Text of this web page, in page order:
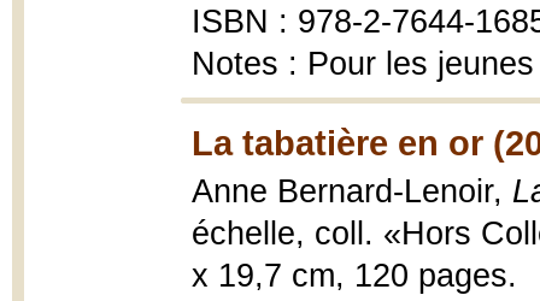
ISBN : 978-2-7644-
Notes : Pour les jeunes
La tabatière en or
Anne Bernard-Lenoir,
échelle, coll. «Hors
x 19,7 cm, 120 pages.